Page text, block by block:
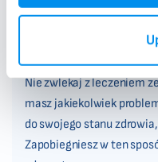
Zalecamy, aby nie
Nie zwlekaj z leczeniem
masz jakiekolwiek
do swojego stanu
Zapobiegniesz w ten